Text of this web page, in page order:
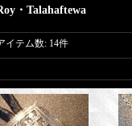
・Talahaftewa
イテム数: 14件